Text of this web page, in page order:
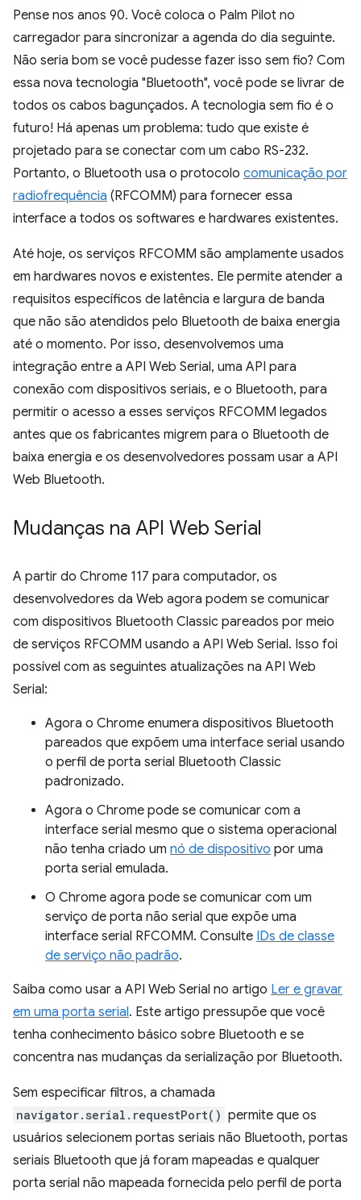
Pense nos anos 90. Você coloca o Palm Pilot no
carregador para sincronizar a agenda do dia seguinte.
Não seria bom se você pudesse fazer isso sem fio? Com
essa nova tecnologia "Bluetooth", você pode se livrar de
todos os cabos bagunçados. A tecnologia sem fio é o
futuro! Há apenas um problema: tudo que existe é
projetado para se conectar com um cabo RS-232.
Portanto, o Bluetooth usa o protocolo comunicação por
radiofrequência (RFCOMM) para fornecer essa
interface a todos os softwares e hardwares existentes.
Até hoje, os serviços RFCOMM são amplamente usados
em hardwares novos e existentes. Ele permite atender a
requisitos específicos de latência e largura de banda
que não são atendidos pelo Bluetooth de baixa energia
até o momento. Por isso, desenvolvemos uma
integração entre a API Web Serial, uma API para
conexão com dispositivos seriais, e o Bluetooth, para
permitir o acesso a esses serviços RFCOMM legados
antes que os fabricantes migrem para o Bluetooth de
baixa energia e os desenvolvedores possam usar a API
Web Bluetooth.
Mudanças na API Web Serial
A partir do Chrome 117 para computador, os
desenvolvedores da Web agora podem se comunicar
com dispositivos Bluetooth Classic pareados por meio
de serviços RFCOMM usando a API Web Serial. Isso foi
possível com as seguintes atualizações na API Web
Serial:
Agora o Chrome enumera dispositivos Bluetooth
pareados que expõem uma interface serial usando
o perfil de porta serial Bluetooth Classic
padronizado.
Agora o Chrome pode se comunicar com a
interface serial mesmo que o sistema operacional
não tenha criado um nó de dispositivo por uma
porta serial emulada.
O Chrome agora pode se comunicar com um
serviço de porta não serial que expõe uma
interface serial RFCOMM. Consulte IDs de classe
de serviço não padrão.
Saiba como usar a API Web Serial no artigo Ler e gravar
em uma porta serial. Este artigo pressupõe que você
tenha conhecimento básico sobre Bluetooth e se
concentra nas mudanças da serialização por Bluetooth.
Sem especificar filtros, a chamada
navigator.serial.requestPort() permite que os
usuários selecionem portas seriais não Bluetooth, portas
seriais Bluetooth que já foram mapeadas e qualquer
porta serial não mapeada fornecida pelo perfil de porta